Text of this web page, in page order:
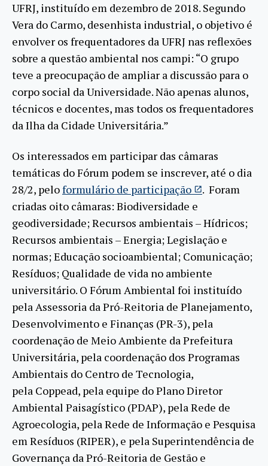
UFRJ, instituído em dezembro de 2018. Segundo
Vera do Carmo, desenhista industrial, o objetivo é
envolver os frequentadores da UFRJ nas reflexões
sobre a questão ambiental nos campi: “O grupo
teve a preocupação de ampliar a discussão para o
corpo social da Universidade. Não apenas alunos,
técnicos e docentes, mas todos os frequentadores
da Ilha da Cidade Universitária.”
Os interessados em participar das câmaras
temáticas do Fórum podem se inscrever, até o dia
28/2, peloformulário de participação
. Foram
criadas oito câmaras: Biodiversidade e
geodiversidade; Recursos ambientais – Hídricos;
Recursos ambientais – Energia; Legislação e
normas; Educação socioambiental; Comunicação;
Resíduos; Qualidade de vida no ambiente
universitário. O Fórum Ambiental foi instituído
pela Assessoria da Pró-Reitoria de Planejamento,
Desenvolvimento e Finanças (PR-3), pela
coordenação de Meio Ambiente da Prefeitura
Universitária, pela coordenação dos Programas
Ambientais do Centro de Tecnologia,
pela Coppead, pela equipe do Plano Diretor
Ambiental Paisagístico (PDAP), pela Rede de
Agroecologia, pela Rede de Informação e Pesquisa
em Resíduos (RIPER), e pela Superintendência de
Governança da Pró-Reitoria de Gestão e